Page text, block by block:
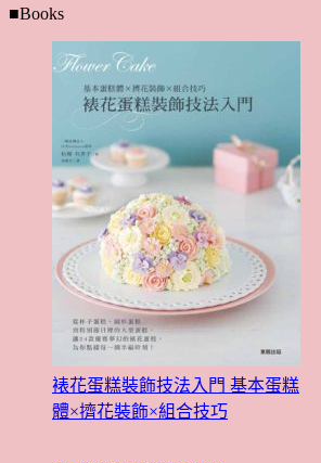
■Books
裱花蛋糕裝飾技法入門 基本蛋糕
體×擠花裝飾×組合技巧